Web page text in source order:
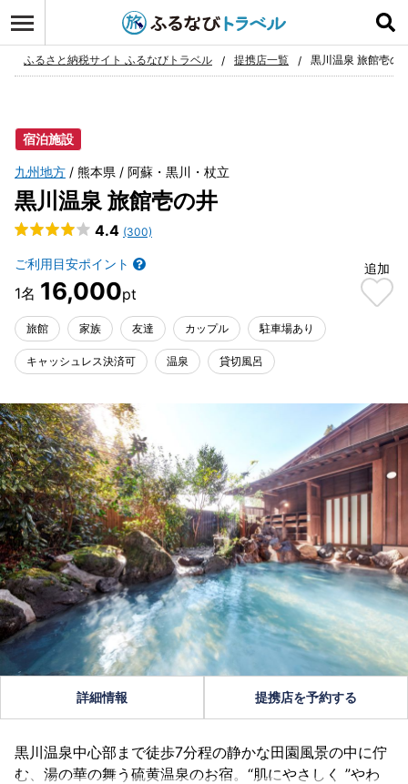
お気に入り
ふるさと納税サイト ふるなびトラベル 提携店一覧 黒川温泉 旅館壱の
宿泊施設
九州地方 熊本県 阿蘇・黒川・杖立
黒川温泉 旅館壱の井
4.4 (300)
ご利用目安ポイント
16,000
追加
旅館 家族 友達 カップル 駐車場あり
キャッシュレス決済可 温泉 貸切風呂
詳細情報 提携店を予約する
黒川温泉中心部まで徒歩7分程の静かな田園風景の中に佇
む、湯の華の舞う硫黄温泉のお宿。“肌にやさしく ”やわ